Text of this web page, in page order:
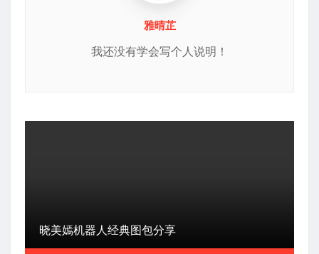
雅晴芷
我还没有学会写个人说明！
晓美嫣机器人经典图包分享